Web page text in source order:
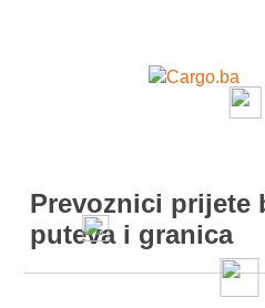
Prevoznici prijete
puteva i granica